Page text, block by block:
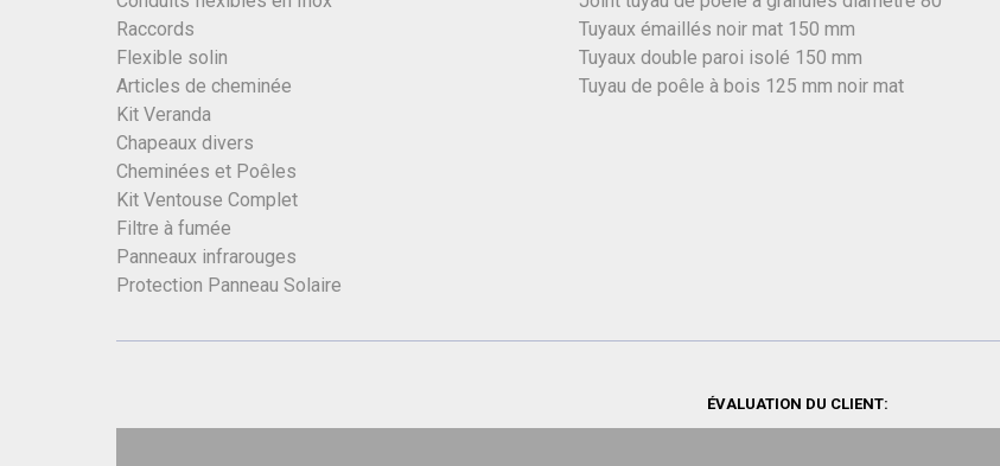
Raccords
Flexible solin
Articles de cheminée
Kit Veranda
Chapeaux divers
Cheminées et Poêles
Kit Ventouse Complet
Filtre à fumée
Panneaux infrarouges
Protection Panneau Solaire
Tuyaux émaillés noir mat 150 mm
Tuyaux double paroi isolé 150 mm
Tuyau de poêle à bois 125 mm noir mat
ÉVALUATION DU CLIENT: